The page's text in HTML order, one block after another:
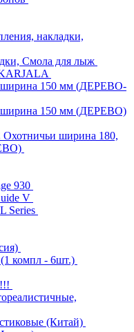
накладки,
Смола для лыж
150 мм (ДЕРЕВО-
150 мм (ДЕРЕВО)
ширина 180,
930
V
Series
компл - 6шт.)
(Китай)